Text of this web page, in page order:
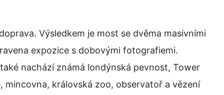
Výsledkem je most se dvěma masivními
expozice s dobovými fotografiemi.
nachází známá londýnská pevnost, Tower
mincovna, královská zoo, observatoř a vězení